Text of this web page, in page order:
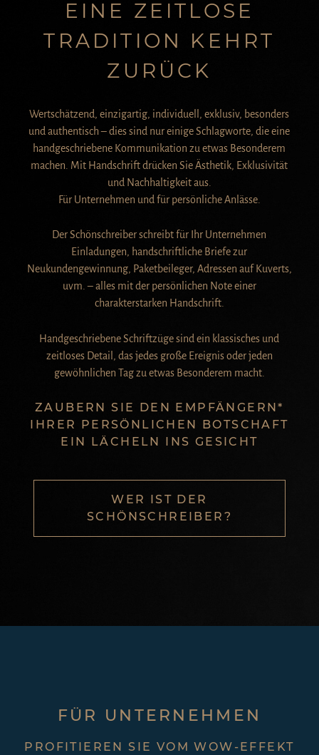
EINE ZEITLOSE
TRADITION KEHRT
ZURÜCK
Wertschätzend, einzigartig, individuell, exklusiv, besonders
und authentisch – dies sind nur einige Schlagworte, die eine
handgeschriebene Kommunikation zu etwas Besonderem
machen. Mit Handschrift drücken Sie Ästhetik, Exklusivität
und Nachhaltigkeit aus.
Für Unternehmen und für persönliche Anlässe.
Der Schönschreiber schreibt für Ihr Unternehmen
Einladungen, handschriftliche Briefe zur
Neukundengewinnung, Paketbeileger, Adressen auf Kuverts,
uvm. – alles mit der persönlichen Note einer
charakterstarken Handschrift.
Handgeschriebene Schriftzüge sind ein klassisches und
zeitloses Detail, das jedes große Ereignis oder jeden
gewöhnlichen Tag zu etwas Besonderem macht.
ZAUBERN SIE DEN EMPFÄNGERN*
IHRER PERSÖNLICHEN BOTSCHAFT
EIN LÄCHELN INS GESICHT
WER IST DER
SCHÖNSCHREIBER?
FÜR UNTERNEHMEN
PROFITIEREN SIE VOM WOW-EFFEKT